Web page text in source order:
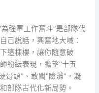
強軍工作奮斗”是部隊代
己說話，興奮地大喊：
這棟樓，讓你隨意破
紛紜表現，瞻望“十五
骨頭”、敢闖“險灘”，凝
部隊古代化新局勢。